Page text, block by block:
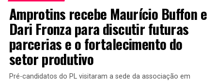
Amprotins recebe Maurício Buffon e
Dari Fronza para discutir futuras
parcerias e o fortalecimento do
setor produtivo
Pré-candidatos do PL visitaram a sede da associação em